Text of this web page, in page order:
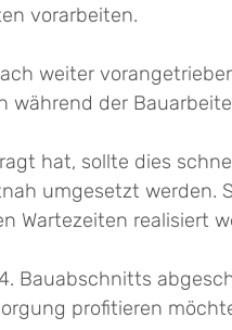
vorarbeiten.
weiter
während der
hat, sollte dies
umgesetzt werden.
Wartezeiten realisiert
Bauabschnitts
profitieren